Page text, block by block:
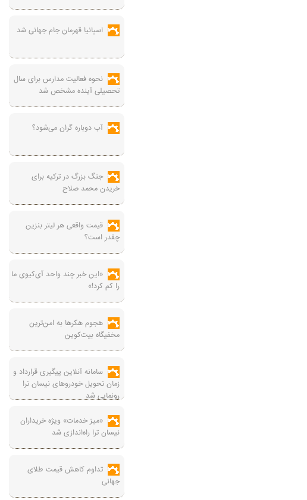
اسپانیا قهرمان جام جهانی شد
نحوه فعالیت مدارس برای سال
تحصیلی آینده مشخص شد
آب دوباره گران می‌شود؟
جنگ بزرگ در ترکیه برای
خریدن محمد صلاح
قیمت واقعی هر لیتر بنزین
چقدر است؟
«این خبر چند واحد آی‌کیوی ما
را کم کرد!»
هجوم هکرها به امن‌ترین
مخفیگاه بیت‌کوین
سامانه آنلاین پیگیری قرارداد‌ و
زمان تحویل خودرو‌های نیسان ترا
رونمایی شد
«میز خدمات» ویژه خریداران
نیسان ترا راه‌اندازی شد
تداوم کاهش قیمت طلای
جهانی